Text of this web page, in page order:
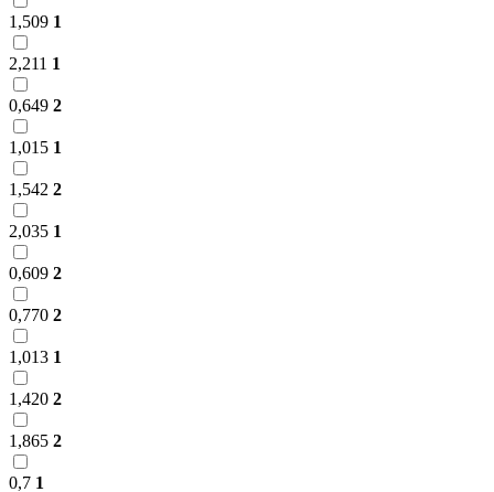
1,509 1
2,211 1
0,649 2
1,015 1
1,542 2
2,035 1
0,609 2
0,770 2
1,013 1
1,420 2
1,865 2
0,7 1